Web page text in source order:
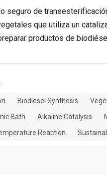
seguro de
que utiliza un
productos de
Biodiesel Synthesis
Bath Alkaline Catalysis
Reaction